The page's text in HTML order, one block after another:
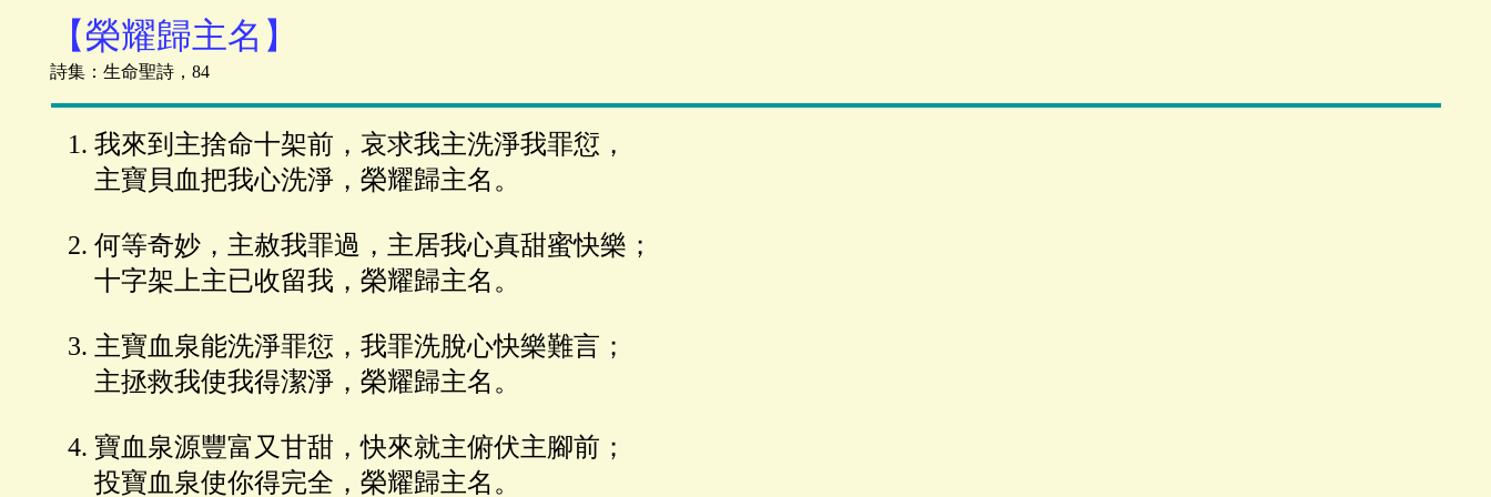
【榮耀歸主名】
詩集：生命聖詩，84
我來到主捨命十架前，哀求我主洗淨我罪愆，
主寶貝血把我心洗淨，榮耀歸主名。
何等奇妙，主赦我罪過，主居我心真甜蜜快樂；
十字架上主已收留我，榮耀歸主名。
主寶血泉能洗淨罪愆，我罪洗脫心快樂難言；
主拯救我使我得潔淨，榮耀歸主名。
寶血泉源豐富又甘甜，快來就主俯伏主腳前；
投寶血泉使你得完全，榮耀歸主名。